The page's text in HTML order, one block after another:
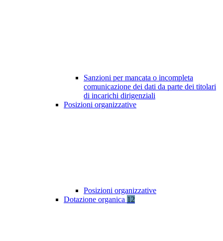
Sanzioni per mancata o incompleta
comunicazione dei dati da parte dei titolari
di incarichi dirigenziali
Posizioni organizzative
Posizioni organizzative
Dotazione organica 12